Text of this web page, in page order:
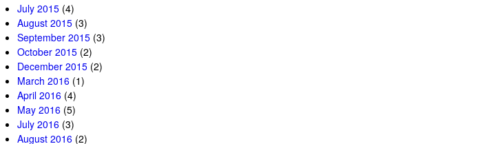
July 2015 (4)
August 2015 (3)
September 2015 (3)
October 2015 (2)
December 2015 (2)
March 2016 (1)
April 2016 (4)
May 2016 (5)
July 2016 (3)
August 2016 (2)